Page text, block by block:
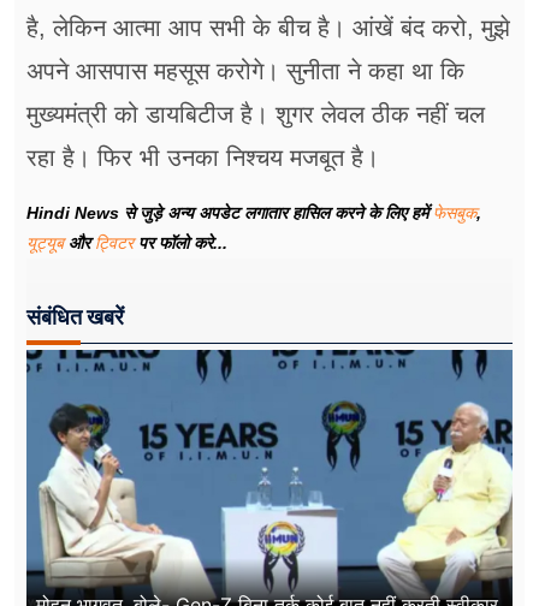
है, लेकिन आत्मा आप सभी के बीच है। आंखें बंद करो, मुझे
अपने आसपास महसूस करोगे। सुनीता ने कहा था कि
मुख्यमंत्री को डायबिटीज है। शुगर लेवल ठीक नहीं चल
रहा है। फिर भी उनका निश्चय मजबूत है।
Hindi News से जुड़े अन्य अपडेट लगातार हासिल करने के लिए हमेंफेसबुक,
यूट्यूबऔरट्विटरपर फॉलो करे...
संबंधित खबरें